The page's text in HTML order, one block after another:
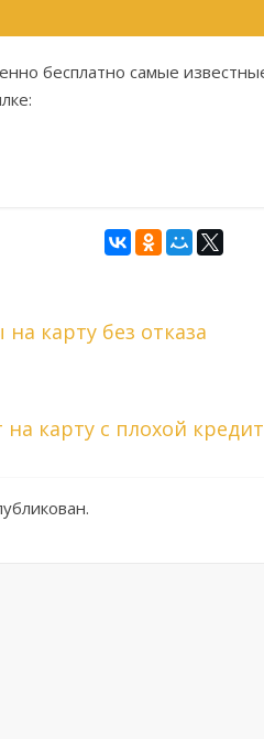
бесплатно самые
карту без отказа
на карту с плохой